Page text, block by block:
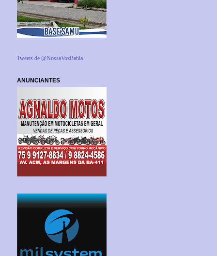
Tweets de @NossaVozBahia
ANUNCIANTES